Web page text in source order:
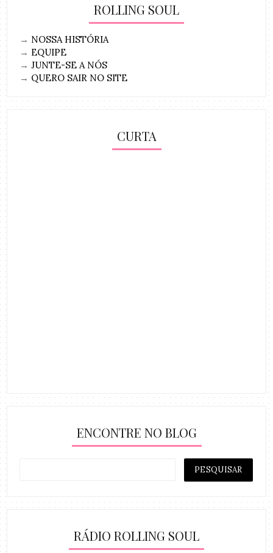
ROLLING SOUL
→ NOSSA HISTÓRIA
→ EQUIPE
→JUNTE-SE A NÓS
→ QUERO SAIR NO SITE
CURTA
ENCONTRE NO BLOG
RÁDIO ROLLING SOUL